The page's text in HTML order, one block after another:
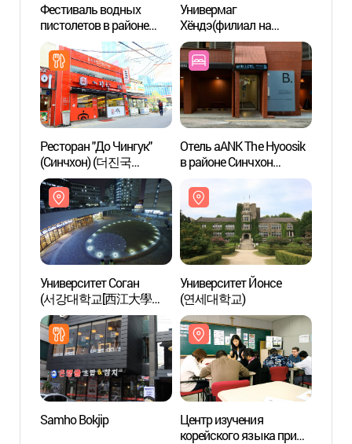
Фестиваль водных
пистолетов в районе
Синчхон (신촌물총축제)
Универмаг
Хёндэ(филиал на
Синчхоне) (현대백화점-
신촌점)
Ресторан "До Чингук"
(Синчхон) (더진국
신촌점)
Отель aANK The Hyoosik
в районе Синчхон
(더휴식 아늑호텔 신촌점)
Университет Соган
(서강대학교[西江大學校
Sogang University])
Университет Йонсе
(연세대학교)
Samho Bokjip
Центр изучения
корейского языка при